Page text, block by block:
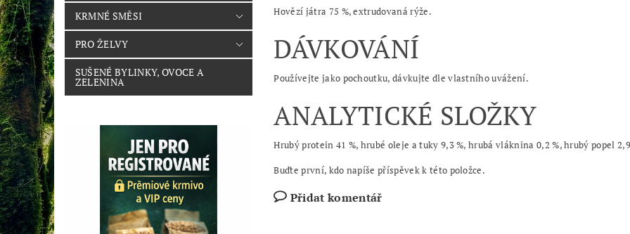
KRMNÉ SMĚSI
PRO ŽELVY
SUŠENÉ BYLINKY, OVOCE A
ZELENINA
Hovězí játra 75 %, extrudovaná rýže.
DÁVKOVÁNÍ
Používejte jako pochoutku, dávkujte dle vlastního uvážení.
ANALYTICKÉ SLOŽKY
Hrubý protein 41 %, hrubé oleje a tuky 9,3 %, hrubá vláknina 0,2 %, hrubý popel
Buďte první, kdo napíše příspěvek k této položce.
Přidat komentář